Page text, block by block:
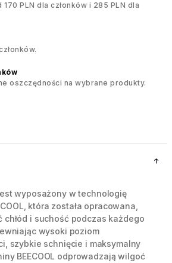
170 PLN dla członków i 285 PLN dla
oszczędności na wybrane produkty.
wyposażony w technologię
która została opracowana,
chłód i suchość podczas każdego
wysoki poziom
szybkie schnięcie i maksymalny
BEECOOL odprowadzają wilgoć